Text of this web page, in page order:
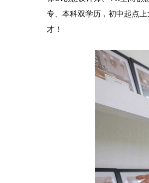
专、本科双学历，初中起点
才！